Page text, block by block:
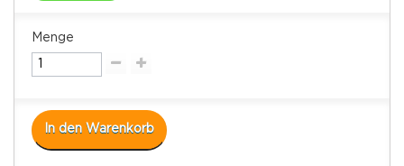
Menge
In den Warenkorb